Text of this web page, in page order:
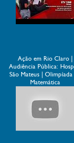
Ação em Rio Claro |
Audiência Pública:
São Mateus |
Matemática